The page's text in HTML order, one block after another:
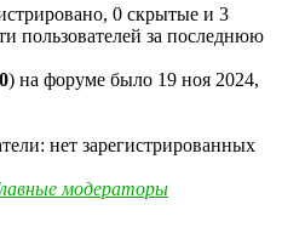
0 скрытые и 3
пользователей за последнюю
) на форуме было 19 ноя 2024,
нет зарегистрированных
модераторы